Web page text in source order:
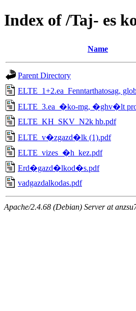
Index of /Taj- es
Name
Parent Directory
ELTE_1+2.ea_Fenntarthatosag,
ELTE_3.ea_�ko-mg, �ghv�lt
ELTE_KH_SKV_N2k hb.pdf
ELTE_v�zgazd�lk (1).pdf
ELTE_vizes_�h_kez.pdf
Erd�gazd�lkod�s.pdf
vadgazdalkodas.pdf
Apache/2.4.68 (Debian) Server at